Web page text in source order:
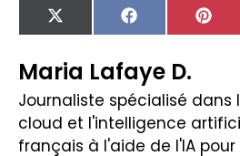
X
(Twitter)
Facebook
Maria Lafaye D.
Journaliste spécialisé dans
cloud et l'intelligence
français à l'aide de l'IA